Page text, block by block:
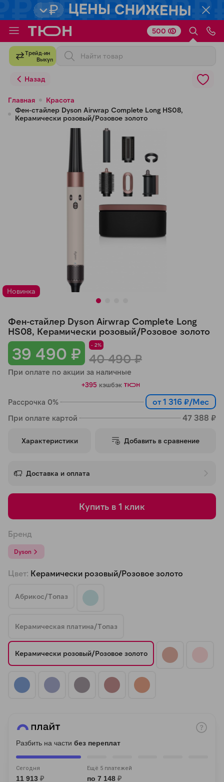
Трейд-ин
Выкуп
500
Назад
Главная
Красота
Фен-стайлер Dyson Airwrap Complete Long HS08,
Керамически розовый/Розовое золото
Новинка
39 490 ₽ - 2%
40 490 ₽
При оплате по акции за наличные
+395 кэшбэк
Рассрочка 0% от 1 316 ₽/Мес
При оплате картой 47 388 ₽
Фен-стайлер Dyson Airwrap Complete Long
HS08, Керамически розовый/Розовое золото
Характеристики Добавить в сравнение
Доставка и оплата
Купить в 1 клик
Бренд
Dyson
Цвет: Керамически розовый/Розовое золото
Абрикос/Топаз
Керамическая платина/Топаз
Керамически розовый/Розовое золото
Разбить на части без переплат
Сегодня
11 913 ₽
Ещё 5 платежей
по 7 148 ₽
Для клиентов всех банков
Разбейте
оплатуна части
без переплат
График платежей
Добавляйте товары
Оплачивайте сегодня только
25
% картой любого банка
Получайте товар
выбранный способом
Оставшиеся 75 % будут
списыватьсяс вашей карты
по 25%
Подробнее
недели
Остались вопросы?
8 800 302-02-51